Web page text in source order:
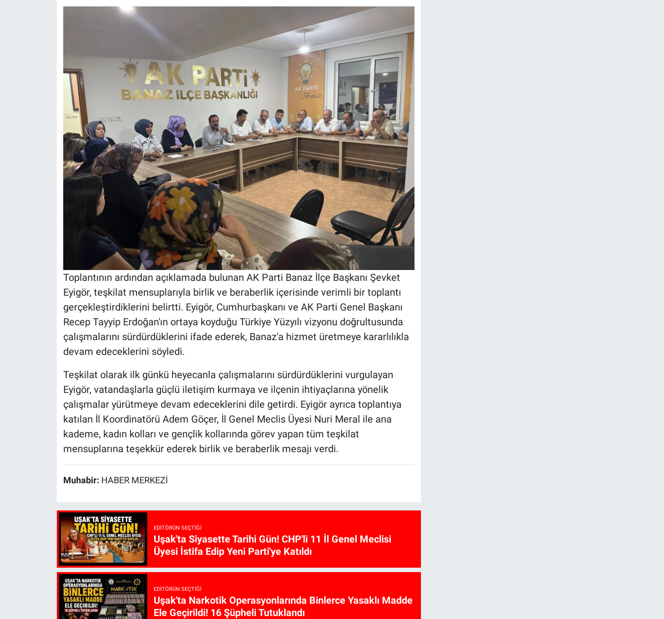
Toplantının ardından açıklamada bulunan AK Parti Banaz İlçe Başkanı Şevket
Eyigör, teşkilat mensuplarıyla birlik ve beraberlik içerisinde verimli bir toplantı
gerçekleştirdiklerini belirtti. Eyigör, Cumhurbaşkanı ve AK Parti Genel Başkanı
Recep Tayyip Erdoğan'ın ortaya koyduğu Türkiye Yüzyılı vizyonu doğrultusunda
çalışmalarını sürdürdüklerini ifade ederek, Banaz'a hizmet üretmeye kararlılıkla
devam edeceklerini söyledi.
Teşkilat olarak ilk günkü heyecanla çalışmalarını sürdürdüklerini vurgulayan
Eyigör, vatandaşlarla güçlü iletişim kurmaya ve ilçenin ihtiyaçlarına yönelik
çalışmalar yürütmeye devam edeceklerini dile getirdi. Eyigör ayrıca toplantıya
katılan İl Koordinatörü Adem Göçer, İl Genel Meclis Üyesi Nuri Meral ile ana
kademe, kadın kolları ve gençlik kollarında görev yapan tüm teşkilat
mensuplarına teşekkür ederek birlik ve beraberlik mesajı verdi.
Muhabir: HABER MERKEZİ
EDITÖRÜN SEÇTIĞI
Uşak'ta Siyasette Tarihi Gün! CHP'li 11 İl Genel Meclisi
Üyesi İstifa Edip Yeni Parti'ye Katıldı
EDITÖRÜN SEÇTIĞI
Uşak'ta Narkotik Operasyonlarında Binlerce Yasaklı Madde
Ele Geçirildi! 16 Şüpheli Tutuklandı